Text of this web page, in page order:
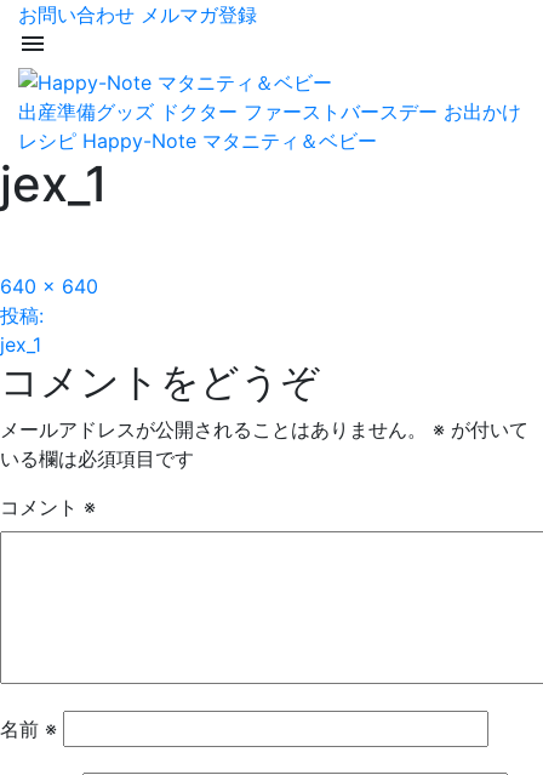
お問い合わせ メルマガ登録
menu
出産準備グッズ ドクター ファーストバースデー お出かけ
レシピ Happy-Note マタニティ＆ベビー
jex_1
フ
ル
サ
イ
ズ
640 × 640
投
稿
ナ
ビ
ゲ
ン
投稿:
jex_1
コメントをどうぞ
メールアドレスが公開されることはありません。 ※ が付いて
いる欄は必須項目です
コメント ※
名前 ※